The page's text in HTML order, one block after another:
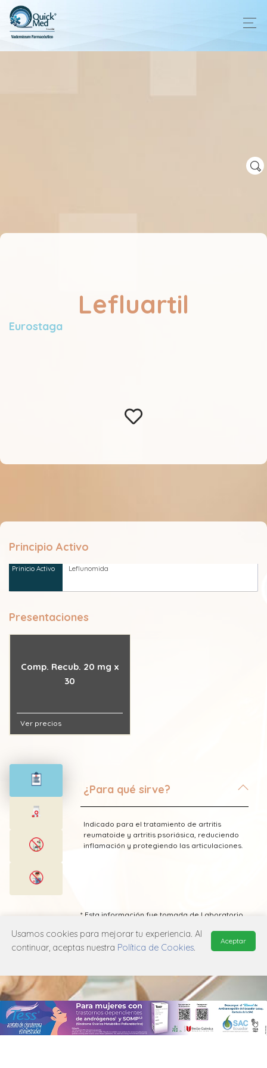
Lefluartil
Eurostaga
Principio Activo
Leflunomida
Presentaciones
Comp. Recub. 20 mg x
30
Ver precios
¿Para qué sirve?
Indicado para el tratamiento de artritis
reumatoide y artritis psoriásica, reduciendo
inflamación y protegiendo las articulaciones.
* Esta información fue tomada de Laboratorio
Farmacéutico Edifarm (ISBN: 9798281009201)
MANUAL DE USUARIO
POLÍTICA DE PRIVACIDAD
POLÍTICA DE COOKIES
Usamos cookies para mejorar tu experiencia. Al
continuar, aceptas nuestra Política de Cookies.
Aceptar